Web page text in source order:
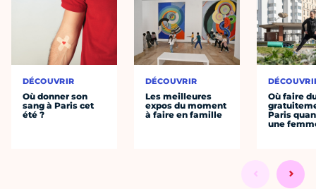
DÉCOUVRIR
Où donner son
sang à Paris cet
été ?
DÉCOUVRIR
Les meilleures
expos du moment
à faire en famille
Où faire
Paris
une